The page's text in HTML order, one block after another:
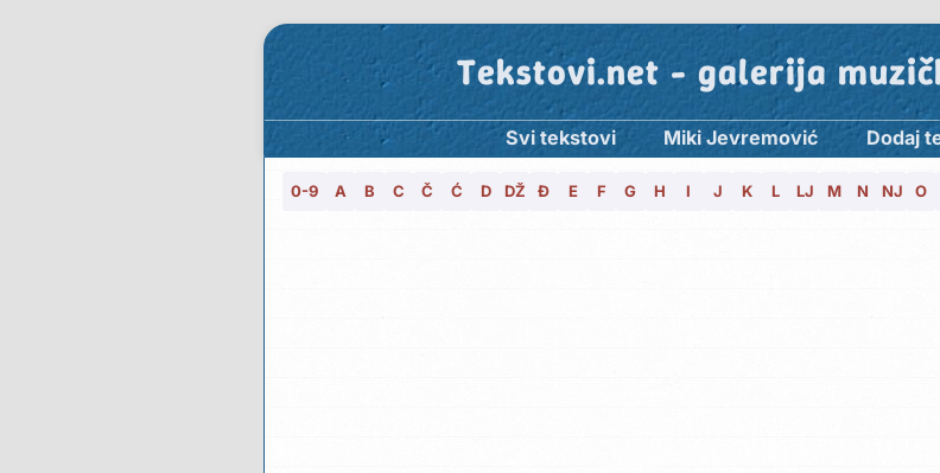
Tekstovi.net - galerija
Svi tekstovi Miki Jevremović Dodaj
0-9 A B C Č Ć D DŽ Đ E F G H I J K L LJ M N NJ O